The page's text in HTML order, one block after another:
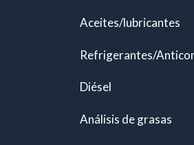
Aceites/lubricantes
Refrigerantes/
Diésel
Análisis de grasas